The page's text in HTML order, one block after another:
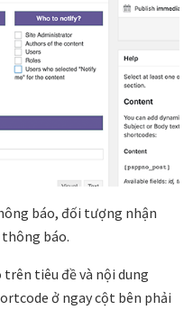
báo, đối tượng nhận
báo.
tiêu đề và nội dung
ở ngay cột bên phải